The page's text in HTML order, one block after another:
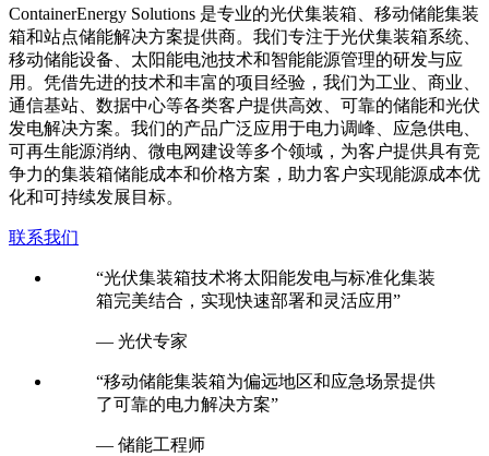
ContainerEnergy Solutions 是专业的光伏集装箱、移动储能集装
箱和站点储能解决方案提供商。我们专注于光伏集装箱系统、
移动储能设备、太阳能电池技术和智能能源管理的研发与应
用。凭借先进的技术和丰富的项目经验，我们为工业、商业、
通信基站、数据中心等各类客户提供高效、可靠的储能和光伏
发电解决方案。我们的产品广泛应用于电力调峰、应急供电、
可再生能源消纳、微电网建设等多个领域，为客户提供具有竞
争力的集装箱储能成本和价格方案，助力客户实现能源成本优
化和可持续发展目标。
联系我们
“光伏集装箱技术将太阳能发电与标准化集装
箱完美结合，实现快速部署和灵活应用”
— 光伏专家
“移动储能集装箱为偏远地区和应急场景提供
了可靠的电力解决方案”
— 储能工程师